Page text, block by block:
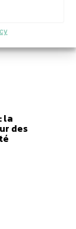
le
la
des